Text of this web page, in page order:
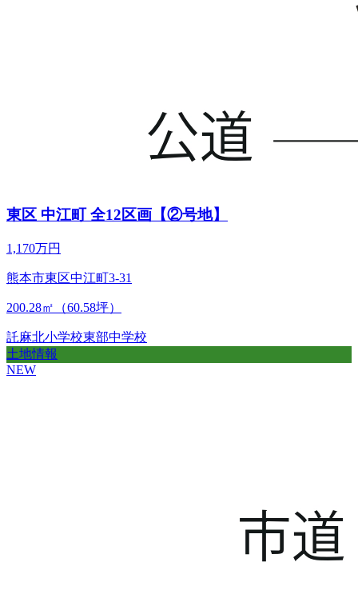
東区 中江町 全12区画【②号地】
1,170万円
熊本市東区中江町3-31
200.28㎡（60.58坪）
託麻北小学校東部中学校
土地情報
NEW